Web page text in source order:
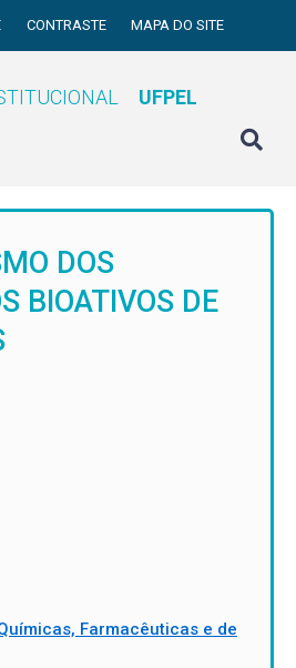
CONTRASTE MAPA DO SITE
UFPEL
DOS
BIOATIVOS DE
Farmacêuticas e de